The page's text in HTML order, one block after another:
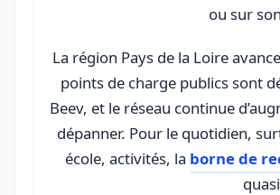
ou sur
La région Pays de la Loire
points de charge publics sont
Beev, et le réseau continue
dépanner. Pour le quotidien,
école, activités, la borne de